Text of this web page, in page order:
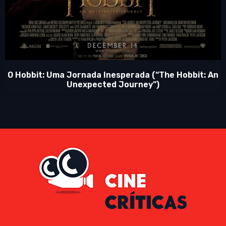
O Hobbit: Uma Jornada Inesperada (“The Hobbit: An
Unexpected Journey”)